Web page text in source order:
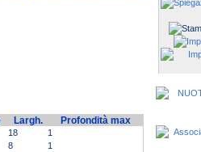
Largh. Profondità max
18
1
8
1